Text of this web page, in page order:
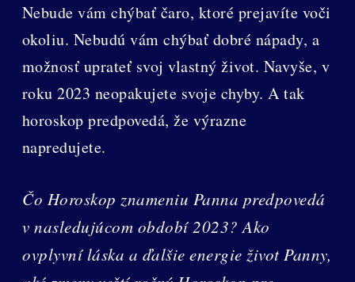
Nebude vám chýbať čaro, ktoré prejavíte voči
okoliu. Nebudú vám chýbať dobré nápady, a
možnosť uprateť svoj vlastný život. Navyše, v
roku 2023 neopakujete svoje chyby. A tak
horoskop predpovedá, že výrazne
napredujete.
Čo Horoskop znameniu Panna predpovedá
v nasledujúcom období 2023? Ako
ovplyvní láska a ďalšie energie život Panny,